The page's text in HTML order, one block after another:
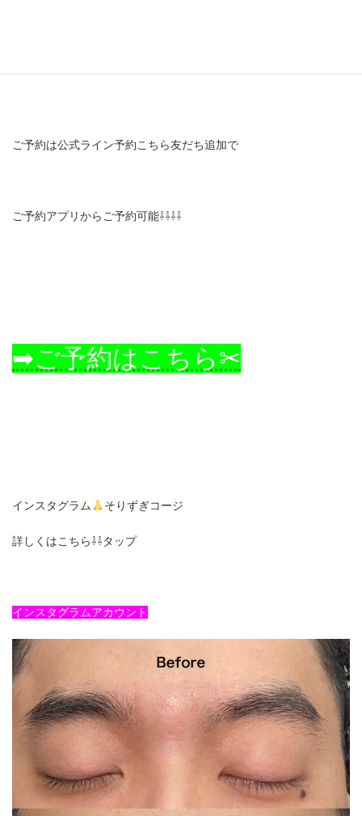
ご予約は公式ライン予約こちら友だち追加で
ご予約アプリからご予約可能⇩⇩⇩⇩
➡ご予約はこちら✂
インスタグラム そりずぎコージ
詳しくはこちら⇩⇩タップ
インスタグラムアカウント